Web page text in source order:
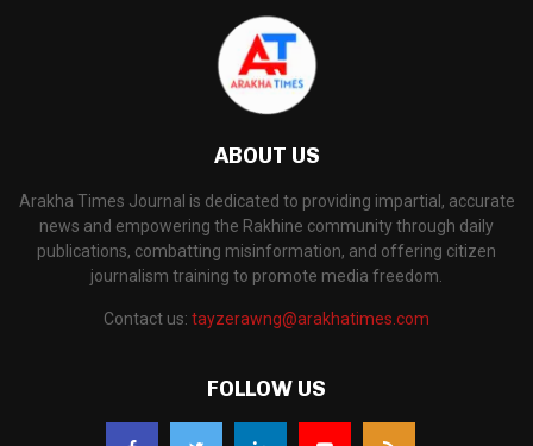
ABOUT US
Arakha Times Journal is dedicated to providing impartial, accurate
news and empowering the Rakhine community through daily
publications, combatting misinformation, and offering citizen
journalism training to promote media freedom.
Contact us: tayzerawng@arakhatimes.com
FOLLOW US